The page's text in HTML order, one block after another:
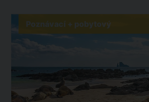
Poznávací + pobytový